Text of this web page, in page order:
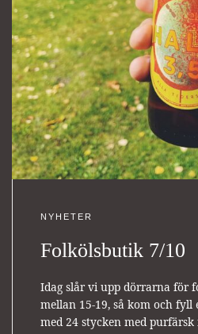
NYHETER
Folkölsbutik 7/10
Idag slår vi upp dörrarna för
mellan 15-19, så kom och fyll
med 24 stycken med